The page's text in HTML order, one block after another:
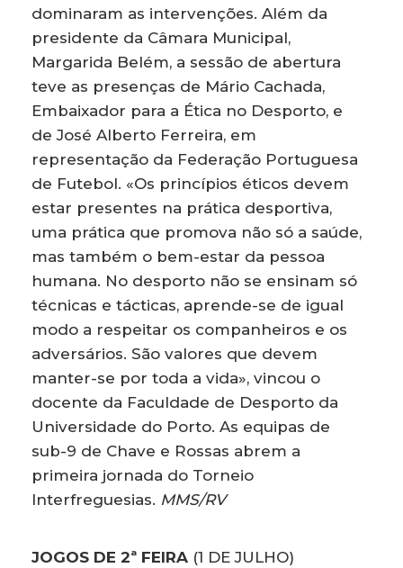
dominaram as intervenções. Além da
presidente da Câmara Municipal,
Margarida Belém, a sessão de abertura
teve as presenças de Mário Cachada,
Embaixador para a Ética no Desporto, e
de José Alberto Ferreira, em
representação da Federação Portuguesa
de Futebol. «Os princípios éticos devem
estar presentes na prática desportiva,
uma prática que promova não só a saúde,
mas também o bem-estar da pessoa
humana. No desporto não se ensinam só
técnicas e tácticas, aprende-se de igual
modo a respeitar os companheiros e os
adversários. São valores que devem
manter-se por toda a vida», vincou o
docente da Faculdade de Desporto da
Universidade do Porto. As equipas de
sub-9 de Chave e Rossas abrem a
primeira jornada do Torneio
Interfreguesias. MMS/RV
JOGOS DE 2ª FEIRA (1 DE JULHO)